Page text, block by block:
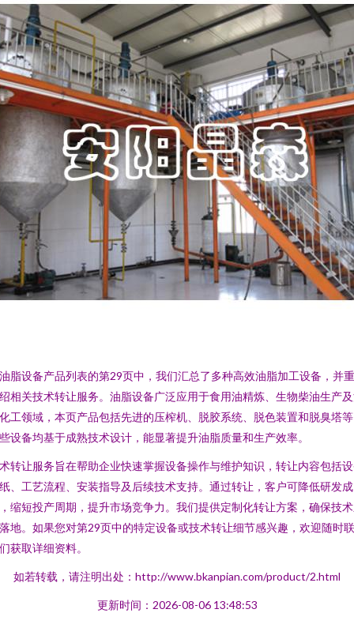
脂设备产品列表的第29页中，我们汇总了多种高效油脂加工设备，并
相关技术转让服务。油脂设备广泛应用于食用油精炼、生物柴油生产
工领域，本页产品包括先进的压榨机、脱胶系统、脱色装置和脱臭塔
设备均基于成熟技术设计，能显著提升油脂质量和生产效率。
转让服务旨在帮助企业快速掌握设备操作与维护知识，转让内容包括
、工艺流程、安装指导及后续技术支持。通过转让，客户可降低研发成
缩短投产周期，提升市场竞争力。我们提供定制化转让方案，确保技
地。如果您对第29页中的特定设备或技术转让细节感兴趣，欢迎随时
获取详细资料。
如若转载，请注明出处：http://www.bkanpian.com/product/2.html
更新时间：2026-08-06 13:48:53